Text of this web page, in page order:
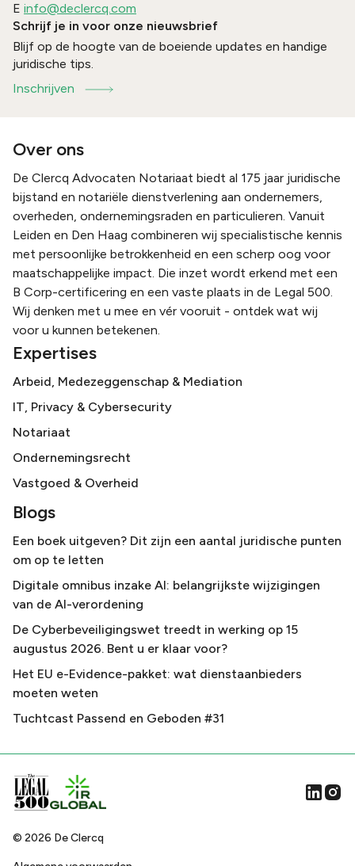
E info@declercq.com
Schrijf je in voor onze nieuwsbrief
Blijf op de hoogte van de boeiende updates en handige
juridische tips.
Inschrijven
Over ons
De Clercq Advocaten Notariaat biedt al 175 jaar juridische
bijstand en notariële dienstverlening aan ondernemers,
overheden, ondernemingsraden en particulieren. Vanuit
Leiden en Den Haag combineren wij specialistische kennis
met persoonlijke betrokkenheid en een scherp oog voor
maatschappelijke impact. Die inzet wordt erkend met een
B Corp-certificering en een vaste plaats in de Legal 500.
Wij denken met u mee en vér vooruit - ontdek wat wij
voor u kunnen betekenen.
Expertises
Arbeid, Medezeggenschap & Mediation
IT, Privacy & Cybersecurity
Notariaat
Ondernemingsrecht
Vastgoed & Overheid
Blogs
Een boek uitgeven? Dit zijn een aantal juridische punten
om op te letten
Digitale omnibus inzake AI: belangrijkste wijzigingen
van de AI-verordening
De Cyberbeveiligingswet treedt in werking op 15
augustus 2026. Bent u er klaar voor?
Het EU e-Evidence-pakket: wat dienstaanbieders
moeten weten
Tuchtcast Passend en Geboden #31
© 2026 De Clercq